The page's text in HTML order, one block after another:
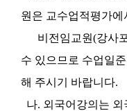
원은 교수업적평가에
비전임교원(강사포
수 있으므로 수업일
해 주시기 바랍니다.
나. 외국어강의는